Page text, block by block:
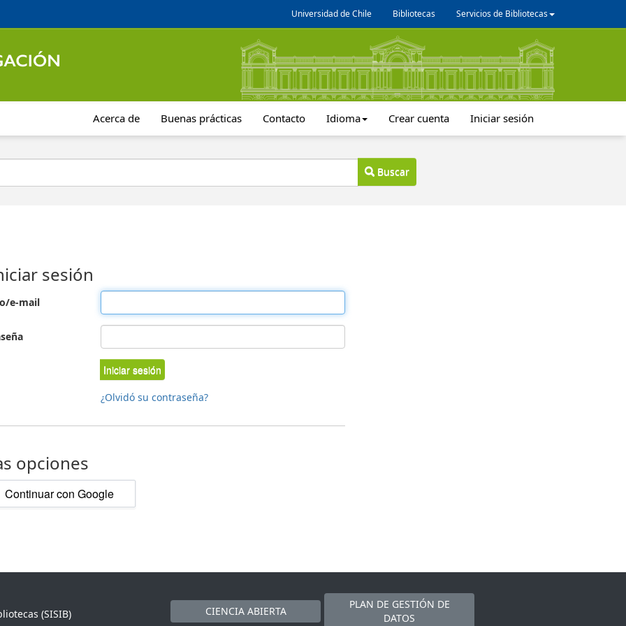
Universidad de Chile Bibliotecas Servicios de Bibliotecas
Acerca de Buenas prácticas Contacto Idioma Crear cuenta Iniciar sesión
Buscar
sesión
e-mail
Iniciar sesión
¿Olvidó su contraseña?
opciones
Continuar con Google
(SISIB)
CIENCIA ABIERTA
PLAN DE GESTIÓN DE
DATOS